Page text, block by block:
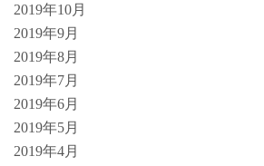
2019年10月
2019年9月
2019年8月
2019年7月
2019年6月
2019年5月
2019年4月